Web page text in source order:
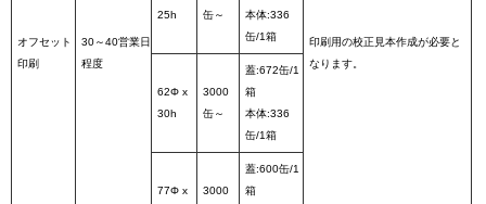
オフセット
印刷
30～40営業日
程度
印刷用の校正見本作成が必要と
なります。
25h
缶～
本体:336
缶/1箱
62Φ x
30h
3000
缶～
蓋:672缶/1
箱
本体:336
缶/1箱
77Φ x
3000
蓋:600缶/1
箱